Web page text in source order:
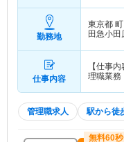
勤務地
東京都
田急小田
仕事内容
【仕事
理職業
管理職求人 駅から徒